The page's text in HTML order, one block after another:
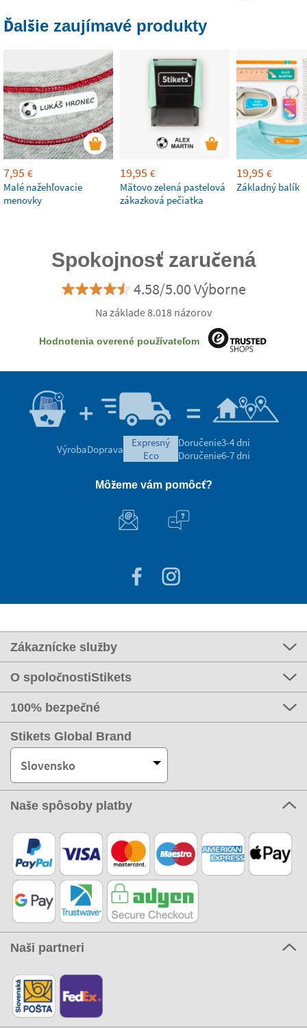
Ďalšie zaujímavé produkty
7,95 €
Malé nažehľovacie
menovky
19,95 €
Mätovo zelená pastelová
zákazková pečiatka
19,95 €
Základný balík
Spokojnosť zaručená
4.58/5.00 Výborne
Na základe 8.018 názorov
Hodnotenia overené používateľom
VýrobaDoprava
expresný
eco
Doručenie3-4 dni
Doručenie6-7 dni
Môžeme vám pomôcť?
Zákaznícke služby
O spoločnostiStikets
100% bezpečné
Stikets Global Brand
Slovensko
Naše spôsoby platby
Naši partneri